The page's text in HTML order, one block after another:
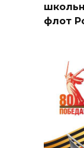
флот